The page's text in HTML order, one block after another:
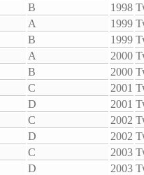
B 1998
A 1999
B 1999
A 2000
B 2000
C 2001
D 2001
C 2002
D 2002
C 2003
D 2003